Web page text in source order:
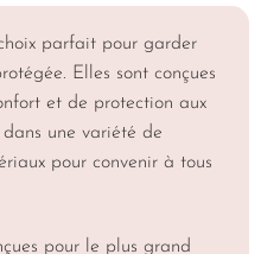
parfait pour garder
Elles sont conçues
et de protection aux
une variété de
pour convenir à tous
pour le plus grand